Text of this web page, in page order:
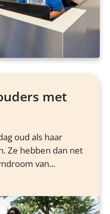
met
oud als haar
Ze hebben dan net
van...